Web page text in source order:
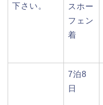
下さい。
スホー
フェン
着
7泊8
日